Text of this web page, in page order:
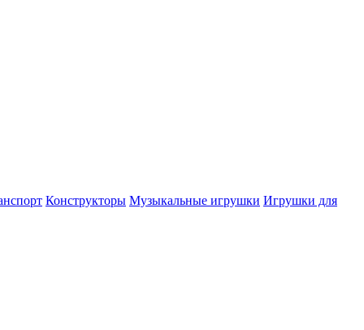
Конструкторы Музыкальные игрушки Игрушки для